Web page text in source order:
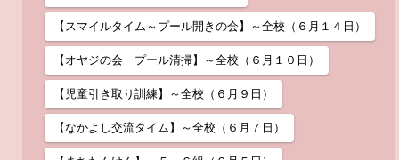
【スマイルタイム～プール開きの会】～全校（６月１４日）
【オヤジの会 プール清掃】～全校（６月１０日）
【児童引き取り訓練】～全校（６月９日）
【なかよし交流タイム】～全校（６月７日）